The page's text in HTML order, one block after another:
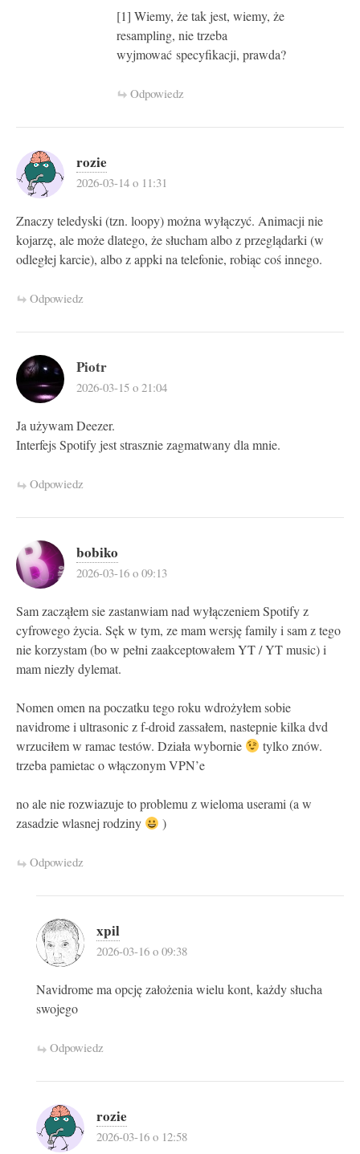
[1] Wiemy, że tak jest, wiemy, że
resampling, nie trzeba
wyjmować specyfikacji, prawda?
Odpowiedz
rozie
2026-03-14 o 11:31
Znaczy teledyski (tzn. loopy) można wyłączyć. Animacji nie
kojarzę, ale może dlatego, że słucham albo z przeglądarki (w
odległej karcie), albo z appki na telefonie, robiąc coś innego.
Odpowiedz
Piotr
2026-03-15 o 21:04
Ja używam Deezer.
Interfejs Spotify jest strasznie zagmatwany dla mnie.
Odpowiedz
bobiko
2026-03-16 o 09:13
Sam zacząłem sie zastanwiam nad wyłączeniem Spotify z
cyfrowego życia. Sęk w tym, ze mam wersję family i sam z tego
nie korzystam (bo w pełni zaakceptowałem YT / YT music) i
mam niezły dylemat.
Nomen omen na poczatku tego roku wdrożyłem sobie
navidrome i ultrasonic z f-droid zassałem, nastepnie kilka dvd
wrzuciłem w ramac testów. Działa wybornie
tylko znów.
trzeba pamietac o włączonym VPN’e
no ale nie rozwiazuje to problemu z wieloma userami (a w
zasadzie wlasnej rodziny
)
Odpowiedz
xpil
2026-03-16 o 09:38
Navidrome ma opcję założenia wielu kont, każdy słucha
swojego
Odpowiedz
rozie
2026-03-16 o 12:58